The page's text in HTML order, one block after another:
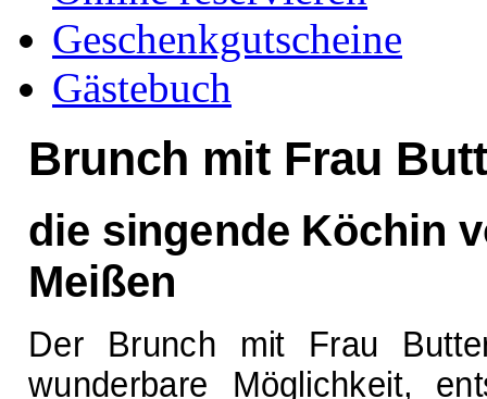
Geschenkgutscheine
Gästebuch
Brunch mit Frau
die singende Köchin
Meißen
Der Brunch mit Frau
wunderbare Möglichkeit,